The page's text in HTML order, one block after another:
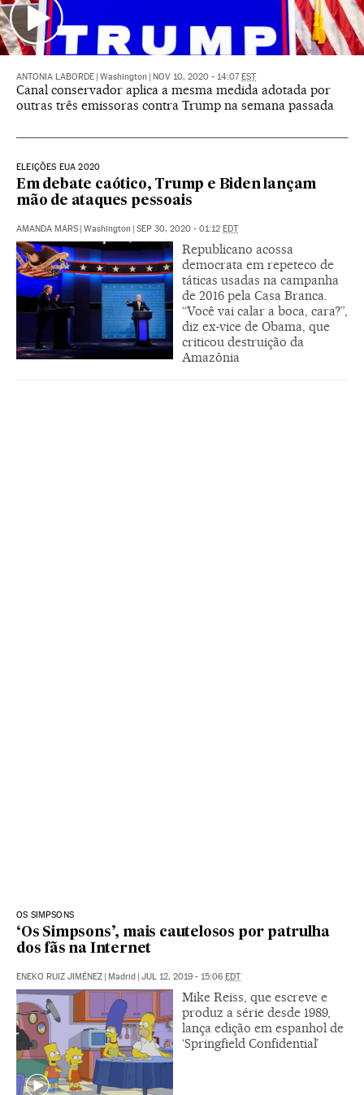
ANTONIA LABORDE Washington NOV 10, 2020 - 14:07 EST
Canal conservador aplica a mesma medida adotada por
outras três emissoras contra Trump na semana passada
ELEIÇÕES EUA 2020
Em debate caótico, Trump e Biden lançam
mão de ataques pessoais
AMANDA MARS Washington SEP 30, 2020 - 01:12 EDT
Republicano acossa
democrata em repeteco de
táticas usadas na campanha
de 2016 pela Casa Branca.
“Você vai calar a boca, cara?”,
diz ex-vice de Obama, que
criticou destruição da
Amazônia
OS SIMPSONS
‘Os Simpsons’, mais cautelosos por patrulha
dos fãs na Internet
ENEKO RUIZ JIMÉNEZ Madrid JUL 12, 2019 - 15:06 EDT
Mike Reiss, que escreve e
produz a série desde 1989,
lança edição em espanhol de
‘Springfield Confidential’